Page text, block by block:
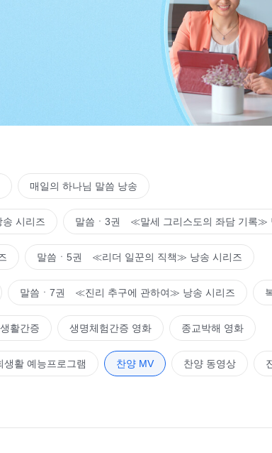
원히 다시는 너희에게 사역하지 않을 것이다. 반대
이다. 그렇게 되면 나는 영원히 너희를 떠나게 된다.
하길 원하느냐, 아니면 나와 적이 되길 원하느냐?
현현과 사역ㆍ성품이 변하지 않는 것은 하나님을 대적하는
매일의 하나님 말씀 낭송
시리즈 말씀ㆍ3권 ≪말세 그리스도의 좌담 기록≫
말씀ㆍ5권 ≪리더 일꾼의 직책≫ 낭송 시리즈
말씀ㆍ7권 ≪진리 추구에 관하여≫ 낭송 시리즈
활간증 생명체험간증 영화 종교박해 영화
생활 예능프로그램 찬양 MV 찬양 동영상